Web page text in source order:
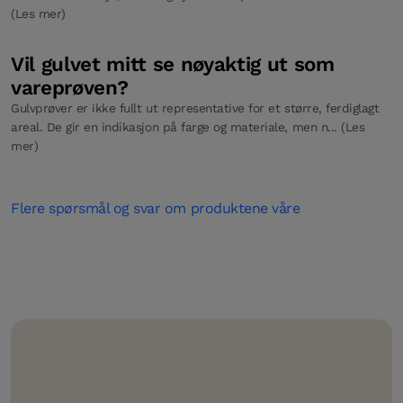
(Les mer)
Vil gulvet mitt se nøyaktig ut som
vareprøven?
Gulvprøver er ikke fullt ut representative for et større, ferdiglagt
areal. De gir en indikasjon på farge og materiale, men n... (Les
mer)
Flere spørsmål og svar om produktene våre